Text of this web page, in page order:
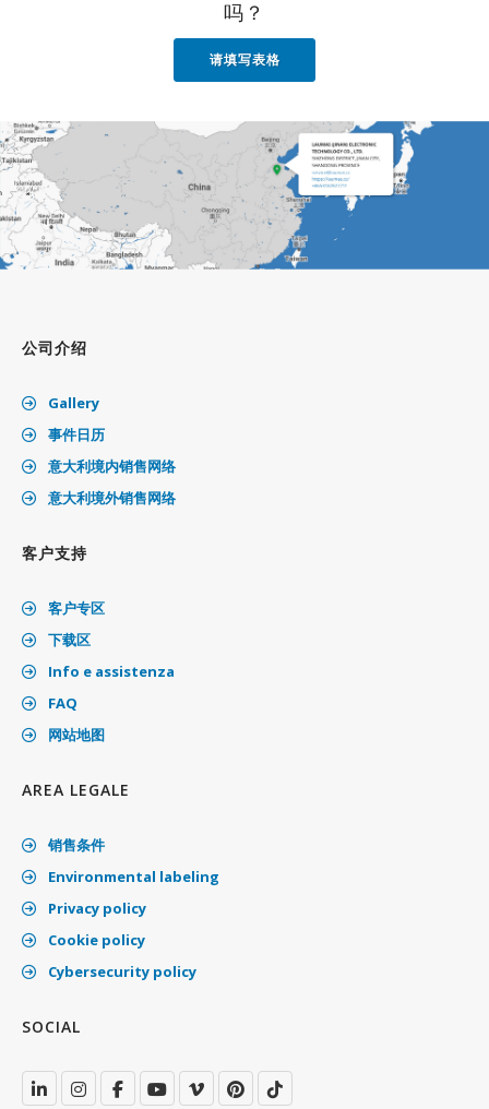
吗？
请填写表格
公司介绍
Gallery
事件日历
意大利境内销售网络
意大利境外销售网络
客户支持
客户专区
下载区
Info e assistenza
FAQ
网站地图
AREA LEGALE
销售条件
Environmental labeling
Privacy policy
Cookie policy
Cybersecurity policy
SOCIAL